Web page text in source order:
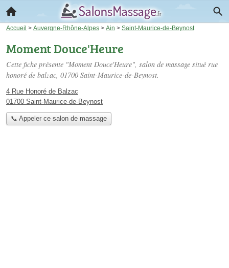
Accueil > Auvergne-Rhône-Alpes > Ain > Saint-Maurice-de-Beynost
Moment Douce'Heure
Cette fiche présente "Moment Douce'Heure", salon de massage situé rue
honoré de balzac, 01700 Saint-Maurice-de-Beynost.
4 Rue Honoré de Balzac
01700 Saint-Maurice-de-Beynost
📞 Appeler ce salon de massage